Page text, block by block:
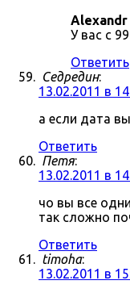
Alexandr
У вас с
Ответить
Седредин:
13.02.2011 в
а если дата
Ответить
Петя:
13.02.2011 в
чо вы все
так сложно
Ответить
timoha:
13.02.2011 в